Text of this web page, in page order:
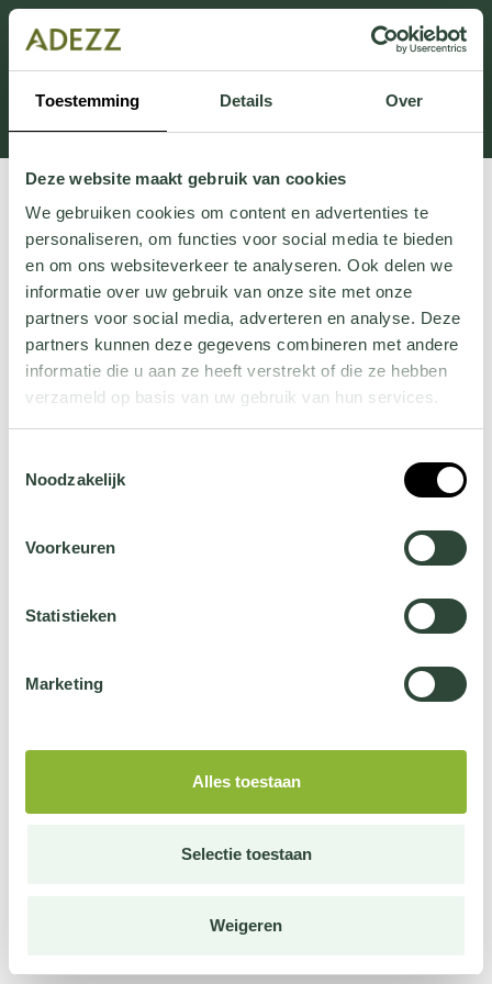
Toestemming Details Over
Deze website maakt gebruik van cookies
We gebruiken cookies om content en advertenties te
personaliseren, om functies voor social media te bieden
en om ons websiteverkeer te analyseren. Ook delen we
informatie over uw gebruik van onze site met onze
partners voor social media, adverteren en analyse. Deze
partners kunnen deze gegevens combineren met andere
informatie die u aan ze heeft verstrekt of die ze hebben
verzameld op basis van uw gebruik van hun services.
jehier.
Noodzakelijk
Voorkeuren
Statistieken
Marketing
Alles toestaan
Selectie toestaan
Weigeren
This section is currently under maintenance.
If you are missing information, you can call us at +31
413 745 423 or email us at